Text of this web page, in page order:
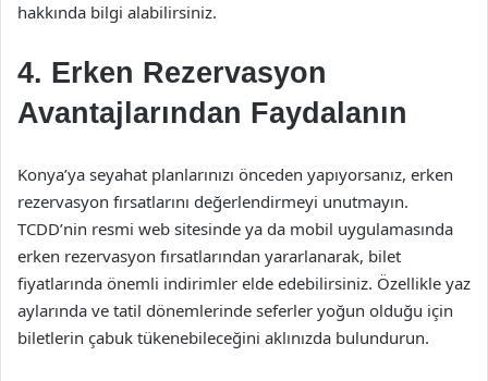
hakkında bilgi alabilirsiniz.
4. Erken Rezervasyon
Avantajlarından Faydalanın
Konya’ya seyahat planlarınızı önceden yapıyorsanız, erken
rezervasyon fırsatlarını değerlendirmeyi unutmayın.
TCDD’nin resmi web sitesinde ya da mobil uygulamasında
erken rezervasyon fırsatlarından yararlanarak, bilet
fiyatlarında önemli indirimler elde edebilirsiniz. Özellikle yaz
aylarında ve tatil dönemlerinde seferler yoğun olduğu için
biletlerin çabuk tükenebileceğini aklınızda bulundurun.